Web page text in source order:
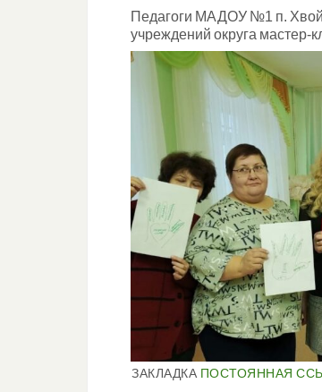
Педагоги МАДОУ №1 п.
учреждений округа мастер-
ЗАКЛАДКА ПОСТОЯННАЯ